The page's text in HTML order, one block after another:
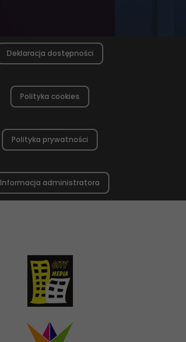
Deklaracja dostępności
Polityka cookies
Polityka prywatności
Informacja administratora